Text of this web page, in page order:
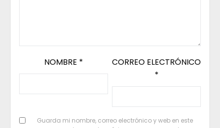
NOMBRE *
CORREO ELECTRÓNICO
*
Guarda mi nombre, correo electrónico y web en este